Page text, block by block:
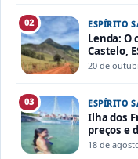
02 ESPÍRITO
Lenda: O
Castelo,
20 de
03 ESPÍRITO
Ilha dos
preços e
18 de